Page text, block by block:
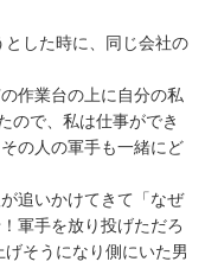
した時に、同じ会社の
作業台の上に自分の私
ので、私は仕事ができ
の人の軍手も一緒にど
追いかけてきて「なぜ
軍手を放り投げただろ
そうになり側にいた男